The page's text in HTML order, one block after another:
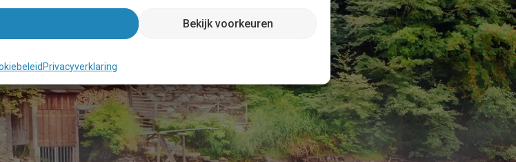
Bekijk voorkeuren
Privacyverklaring